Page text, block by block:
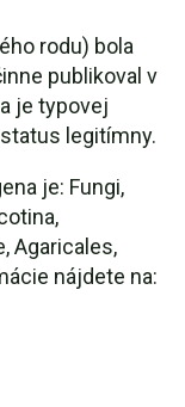
rodu) bola
publikoval v
je typovej
legitímny.
je: Fungi,
Agaricales,
nájdete na: